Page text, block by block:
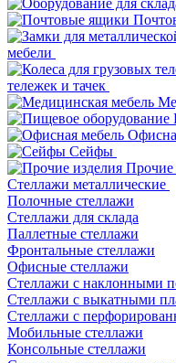
мебели
тележек и тачек
Сейфы
Прочие
Стеллажи металлические
Полочные стеллажи
Стеллажи для склада
Паллетные стеллажи
Фронтальные стеллажи
Офисные стеллажи
Стеллажи с наклонными
Стеллажи с выкатными
Стеллажи с
Мобильные стеллажи
Консольные стеллажи